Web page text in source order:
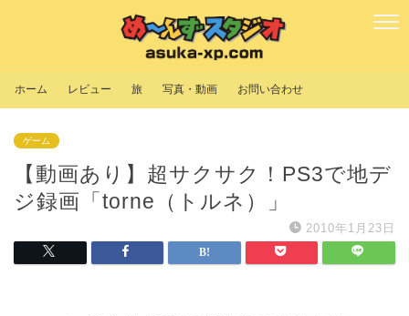
ホーム レビュー 旅 写真・動画 お問い合わせ
ゲーム
【動画あり】超サクサク！PS3で地デ
ジ録画「torne（トルネ）」
2010年1月23日